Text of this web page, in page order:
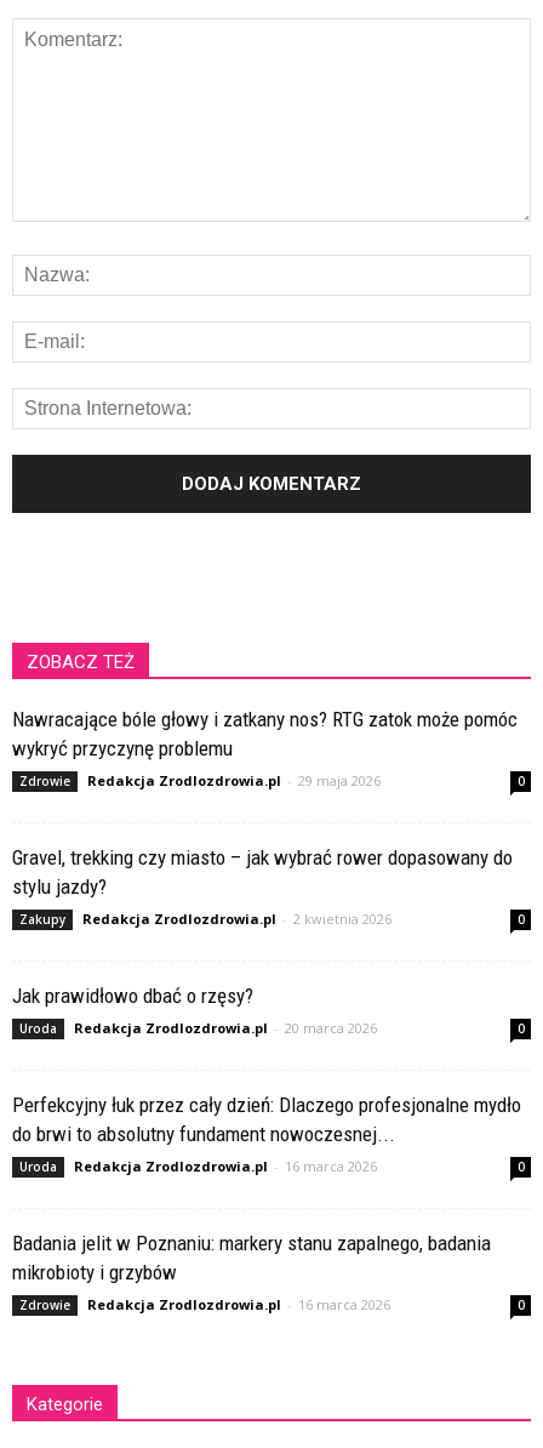
ZOBACZ TEŻ
Nawracające bóle głowy i zatkany nos? RTG zatok może pomóc
wykryć przyczynę problemu
Zdrowie Redakcja Zrodlozdrowia.pl - 29 maja 2026 0
Gravel, trekking czy miasto – jak wybrać rower dopasowany do
stylu jazdy?
Zakupy Redakcja Zrodlozdrowia.pl - 2 kwietnia 2026 0
Jak prawidłowo dbać o rzęsy?
Uroda Redakcja Zrodlozdrowia.pl - 20 marca 2026 0
Perfekcyjny łuk przez cały dzień: Dlaczego profesjonalne mydło
do brwi to absolutny fundament nowoczesnej...
Uroda Redakcja Zrodlozdrowia.pl - 16 marca 2026 0
Badania jelit w Poznaniu: markery stanu zapalnego, badania
mikrobioty i grzybów
Zdrowie Redakcja Zrodlozdrowia.pl - 16 marca 2026 0
Kategorie